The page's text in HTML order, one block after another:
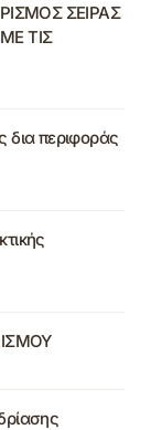
ΣΕΙΡΑΣ
ΤΙΣ
περιφοράς